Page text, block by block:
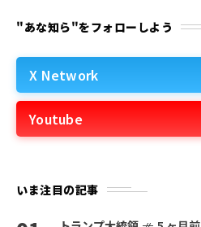
"あな知ら"をフォローしよう
X Network
Youtube
いま注目の記事